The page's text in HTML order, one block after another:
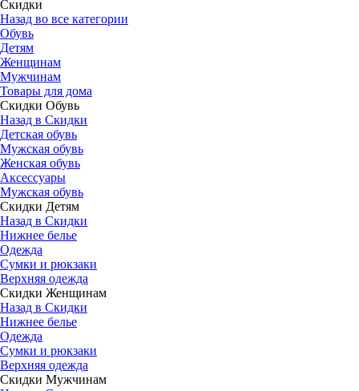
Скидки
Назад во все категории
Обувь
Детям
Женщинам
Мужчинам
Товары для дома
Скидки Обувь
Назад в Скидки
Детская обувь
Мужская обувь
Женская обувь
Аксессуары
Мужская обувь
Скидки Детям
Назад в Скидки
Нижнее белье
Одежда
Сумки и рюкзаки
Верхняя одежда
Скидки Женщинам
Назад в Скидки
Нижнее белье
Одежда
Сумки и рюкзаки
Верхняя одежда
Скидки Мужчинам